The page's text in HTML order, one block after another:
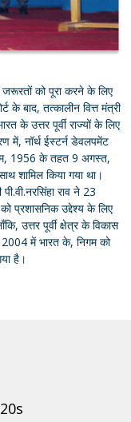
जरूरतों को पूरा करने के लिए
के बाद, तत्कालीन वित्त मंत्री
के उत्तर पूर्वी राज्यों के लिए
में, नॉर्थ ईस्टर्न डेवलपमेंट
1956 के तहत 9 अगस्त,
शामिल किया गया था।
राव ने 23
प्रशासनिक उद्देश्य के लिए
उत्तर पूर्वी क्षेत्र के विकास
2004 में भारत के, निगम को
है।